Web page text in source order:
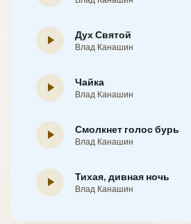
play_arrow Дух Святой
Влад Канашин
play_arrow Чайка
Влад Канашин
play_arrow Смолкнет голос бурь
Влад Канашин
play_arrow Тихая, дивная ночь
Влад Канашин